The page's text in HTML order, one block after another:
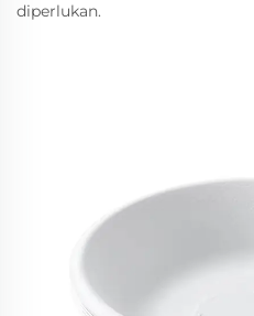
diperlukan.